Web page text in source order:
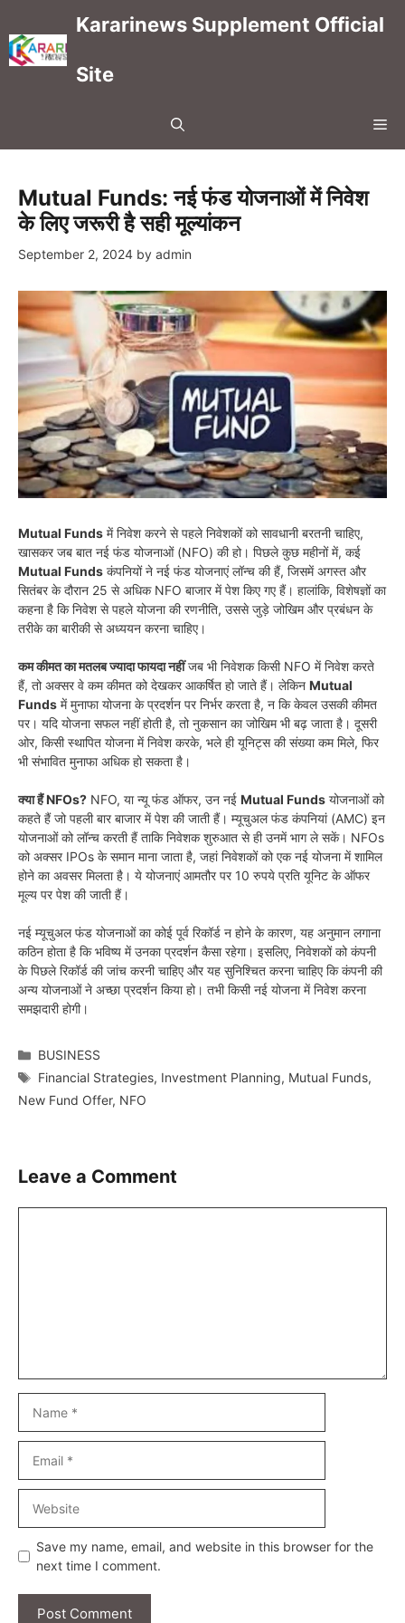
content
Kararinews Supplement Official
Site
Mutual Funds: नई फंड योजनाओं में निवेश
के लिए जरूरी है सही मूल्यांकन
September 2, 2024 by admin
Mutual Funds में निवेश करने से पहले निवेशकों को सावधानी बरतनी चाहिए,
खासकर जब बात नई फंड योजनाओं (NFO) की हो। पिछले कुछ महीनों में, कई
Mutual Funds कंपनियों ने नई फंड योजनाएं लॉन्च की हैं, जिसमें अगस्त और
सितंबर के दौरान 25 से अधिक NFO बाजार में पेश किए गए हैं। हालांकि, विशेषज्ञों का
कहना है कि निवेश से पहले योजना की रणनीति, उससे जुड़े जोखिम और प्रबंधन के
तरीके का बारीकी से अध्ययन करना चाहिए।
कम कीमत का मतलब ज्यादा फायदा नहींजब भी निवेशक किसी NFO में निवेश करते
हैं, तो अक्सर वे कम कीमत को देखकर आकर्षित हो जाते हैं। लेकिन Mutual
Funds में मुनाफा योजना के प्रदर्शन पर निर्भर करता है, न कि केवल उसकी कीमत
पर। यदि योजना सफल नहीं होती है, तो नुकसान का जोखिम भी बढ़ जाता है। दूसरी
ओर, किसी स्थापित योजना में निवेश करके, भले ही यूनिट्स की संख्या कम मिले, फिर
भी संभावित मुनाफा अधिक हो सकता है।
क्या हैं NFOs? NFO, या न्यू फंड ऑफर, उन नई Mutual Funds योजनाओं को
कहते हैं जो पहली बार बाजार में पेश की जाती हैं। म्यूचुअल फंड कंपनियां (AMC) इन
योजनाओं को लॉन्च करती हैं ताकि निवेशक शुरुआत से ही उनमें भाग ले सकें। NFOs
को अक्सर IPOs के समान माना जाता है, जहां निवेशकों को एक नई योजना में शामिल
होने का अवसर मिलता है। ये योजनाएं आमतौर पर 10 रुपये प्रति यूनिट के ऑफर
मूल्य पर पेश की जाती हैं।
नई म्यूचुअल फंड योजनाओं का कोई पूर्व रिकॉर्ड न होने के कारण, यह अनुमान लगाना
कठिन होता है कि भविष्य में उनका प्रदर्शन कैसा रहेगा। इसलिए, निवेशकों को कंपनी
के पिछले रिकॉर्ड की जांच करनी चाहिए और यह सुनिश्चित करना चाहिए कि कंपनी की
अन्य योजनाओं ने अच्छा प्रदर्शन किया हो। तभी किसी नई योजना में निवेश करना
समझदारी होगी।
Categories
BUSINESS
Tags
Financial Strategies, Investment Planning, Mutual Funds,
New Fund Offer, NFO
Leave a Comment
Save my name, email, and website in this browser for the
next time I comment.